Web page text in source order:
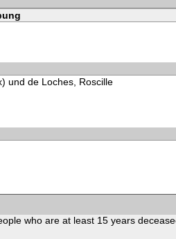
und de Loches, Roscille
who are at least 15 years